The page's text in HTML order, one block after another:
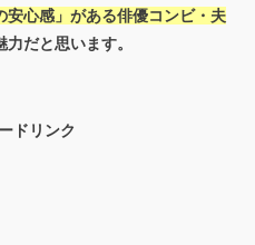
安心感」がある俳優コンビ・夫
だと思います。
ドリンク